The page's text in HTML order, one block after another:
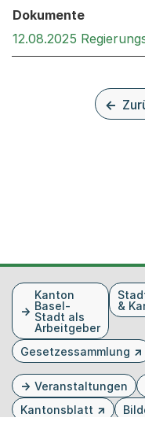
Dokumente
12.08.2025
FusszeileKanton
Basel-
Stadt als
Arbeitgeber
&
Gesetzessammlung
Veranstaltungen
Kantonsblatt